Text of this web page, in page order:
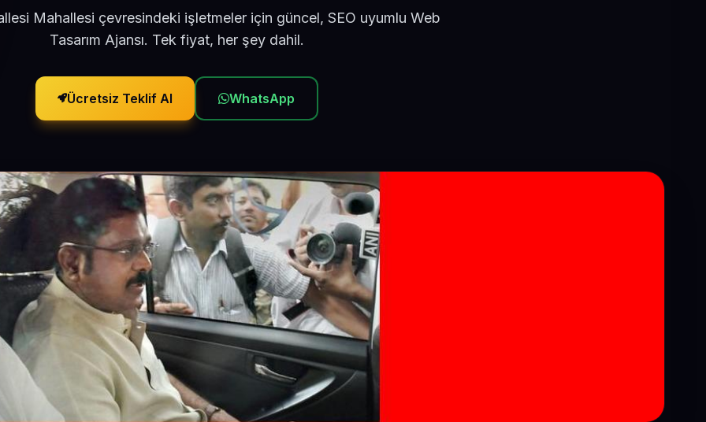
Mahallesi çevresindeki işletmeler için güncel, SEO uyumlu Web
Tasarım Ajansı. Tek fiyat, her şey dahil.
Ücretsiz Teklif Al WhatsApp